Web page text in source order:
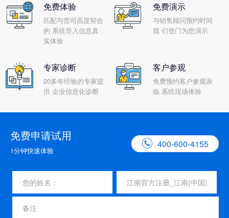
免费体验
匹配与贵司高度契合
的 系统导入信息真
实体验
免费演示
与销售顾问预约时间
我 们登门为您演示
专家诊断
20多年经验的专家提
供 企业信息化诊断
客户参观
免费预约客户参观亲
临 系统现场体验
免费申请试用
1分钟快速体验
 400-600-4155